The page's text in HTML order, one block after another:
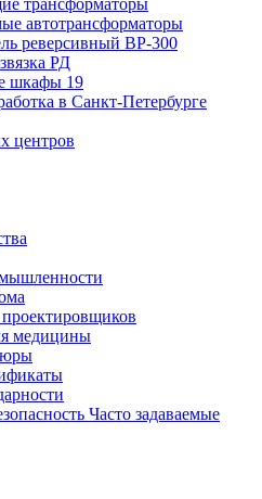
трансформаторы
автотрансформаторы
реверсивный ВР-300
РД
шкафы 19
в Санкт-Петербурге
центров
медицины
Часто задаваемые